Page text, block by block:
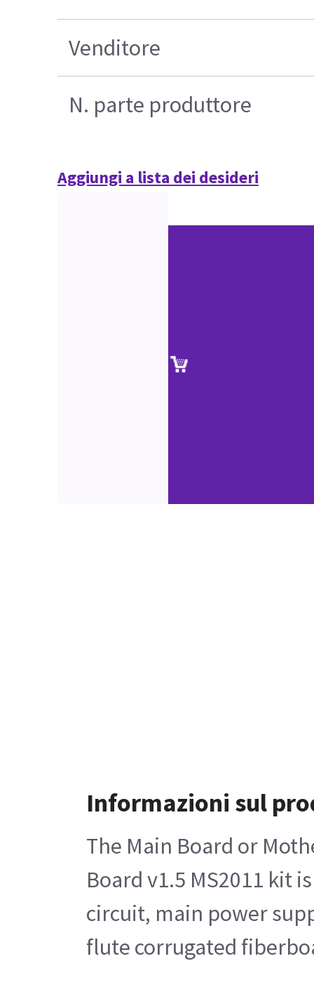
Venditore
N. parte produttore
Aggiungi a lista dei desideri
Informazioni sul
The Main Board or
Board v1.5 MS2011 kit
circuit, main power
flute corrugated